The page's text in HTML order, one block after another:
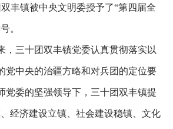
丰镇被中央文明委授予了“第四届全
。
，三十团双丰镇党委认真贯彻落实以
党中央的治疆方略和对兵团的定位要
党委的坚强领导下，三十团双丰镇提
经济建设立镇、社会建设稳镇、文化